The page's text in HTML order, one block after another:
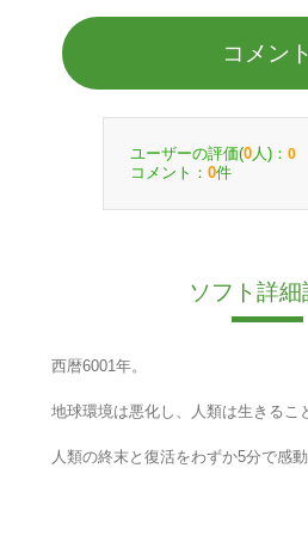
コメント
ユーザーの評価(0 人)： 0
コメント： 0件
ソフト詳細
西暦6001年。
地球環境は悪化し、人類は生きるこ
人類の終末と復活をわずか5分で感